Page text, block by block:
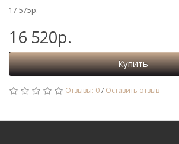
17 575р.
16 520р.
Купить
Отзывы: 0/ Оставить отзыв